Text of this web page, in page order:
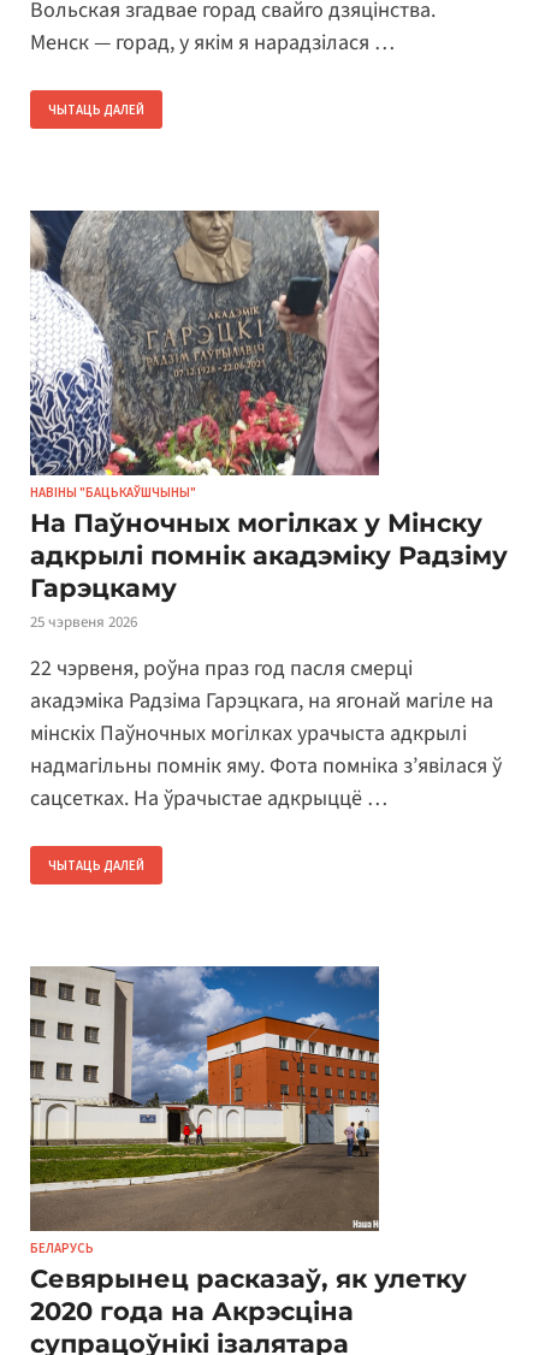
Вольская згадвае горад свайго дзяцінства.
Менск — горад, у якім я нарадзілася …
ЧЫТАЦЬ ДАЛЕЙ
НАВІНЫ "БАЦЬКАЎШЧЫНЫ"
На Паўночных могілках у Мінску
адкрылі помнік акадэміку Радзіму
Гарэцкаму
25 чэрвеня 2026
22 чэрвеня, роўна праз год пасля смерці
акадэміка Радзіма Гарэцкага, на ягонай магіле на
мінскіх Паўночных могілках урачыста адкрылі
надмагільны помнік яму. Фота помніка з’явілася ў
сацсетках. На ўрачыстае адкрыццё …
ЧЫТАЦЬ ДАЛЕЙ
БЕЛАРУСЬ
Севярынец расказаў, як улетку
2020 года на Акрэсціна
супрацоўнікі ізалятара